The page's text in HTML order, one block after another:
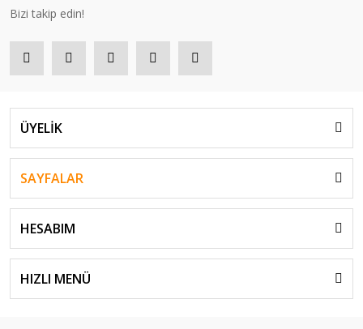
PolyTour Drive 125 Monofilament 12m Tenis Kordaj - Gri | Yonex
637,00 TL
Bizi takip edin!
ÜYELİK
SAYFALAR
HESABIM
HIZLI MENÜ